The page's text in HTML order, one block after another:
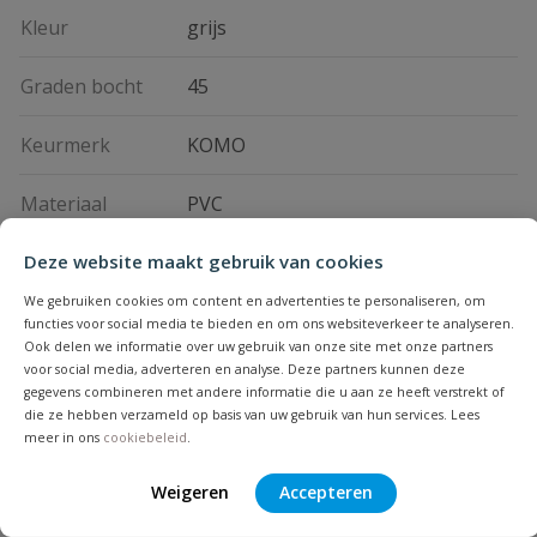
Deze website maakt gebruik van cookies
We gebruiken cookies om content en advertenties te personaliseren, om
functies voor social media te bieden en om ons websiteverkeer te analyseren.
Ook delen we informatie over uw gebruik van onze site met onze partners
voor social media, adverteren en analyse. Deze partners kunnen deze
gegevens combineren met andere informatie die u aan ze heeft verstrekt of
die ze hebben verzameld op basis van uw gebruik van hun services. Lees
meer in ons cookiebeleid
Weigeren Accepteren
Kleur grijs
Graden bocht 45
Keurmerk KOMO
Materiaal PVC
Geen vragen
Heb je zelf ook een vraag over
Beoordelingen
Je beoordeelt:PVC T-stuk 45° 3x lijm 90 mm